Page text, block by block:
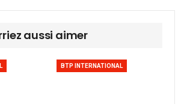
aussi aimer
BTP INTERNATIONAL